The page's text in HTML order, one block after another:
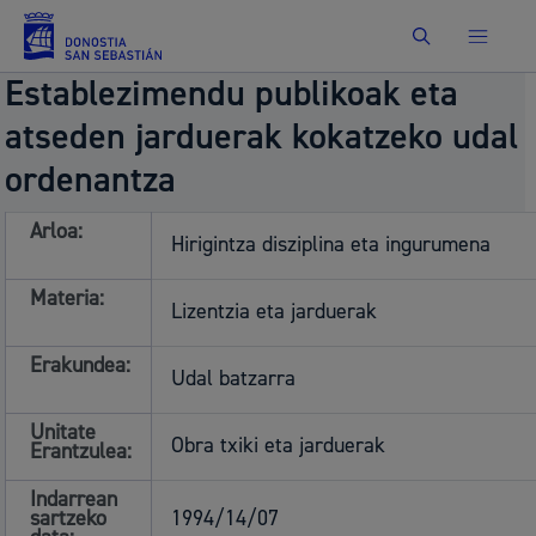
Bilatu
Establezimendu publikoak eta
atseden jarduerak kokatzeko udal
ordenantza
Arloa:
Hirigintza disziplina eta ingurumena
Materia:
Lizentzia eta jarduerak
Erakundea:
Udal batzarra
Unitate
Erantzulea:
Obra txiki eta jarduerak
Indarrean
sartzeko 1994/14/07